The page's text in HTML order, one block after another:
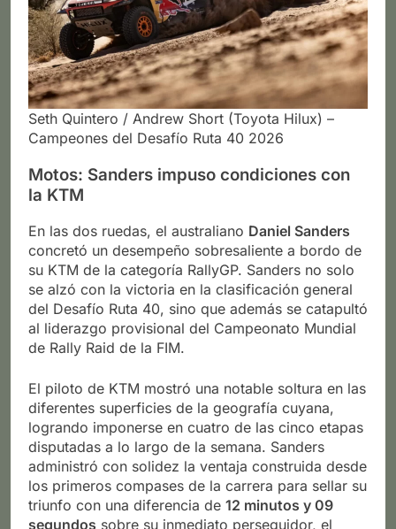
Seth Quintero / Andrew Short (Toyota Hilux) –
Campeones del Desafío Ruta 40 2026
Motos: Sanders impuso condiciones con
la KTM
En las dos ruedas, el australiano Daniel Sanders
concretó un desempeño sobresaliente a bordo de
su KTM de la categoría RallyGP. Sanders no solo
se alzó con la victoria en la clasificación general
del Desafío Ruta 40, sino que además se catapultó
al liderazgo provisional del Campeonato Mundial
de Rally Raid de la FIM.
El piloto de KTM mostró una notable soltura en las
diferentes superficies de la geografía cuyana,
logrando imponerse en cuatro de las cinco etapas
disputadas a lo largo de la semana. Sanders
administró con solidez la ventaja construida desde
los primeros compases de la carrera para sellar su
triunfo con una diferencia de 12 minutos y 09
segundos sobre su inmediato perseguidor, el